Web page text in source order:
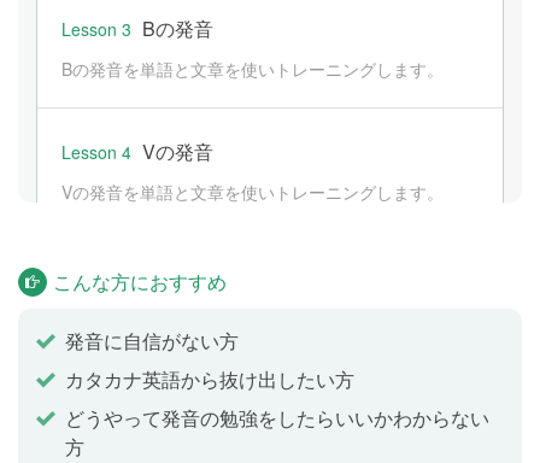
Lesson 3 Bの発音
Bの発音を単語と文章を使いトレーニングします。
Lesson 4 Vの発音
Vの発音を単語と文章を使いトレーニングします。
Lesson 5 Xの発音
Lesson 6 Th (voiceless)の発音
Th (voiceless)の発音を単語と文章を使いトレーニング
こんな方におすすめ
発音に自信がない方
カタカナ英語から抜け出したい方
どうやって発音の勉強をしたらいいかわからない
方